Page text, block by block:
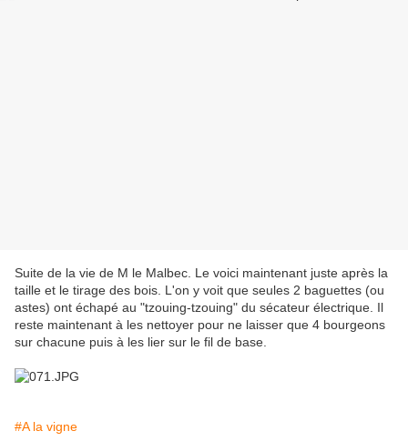
Suite de la vie de M le Malbec. Le voici maintenant juste après la
taille et le tirage des bois. L'on y voit que seules 2 baguettes (ou
astes) ont échapé au "tzouing-tzouing" du sécateur électrique. Il
reste maintenant à les nettoyer pour ne laisser que 4 bourgeons
sur chacune puis à les lier sur le fil de base.
#A la vigne